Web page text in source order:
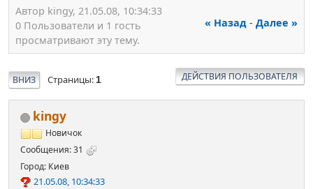
Автор kingy, 21.05.08, 10:34:33
« Назад - Далее »
0 Пользователи и 1 гость
просматривают эту тему.
ВНИЗ Страницы 1 ДЕЙСТВИЯ ПОЛЬЗОВАТЕЛЯ
kingy
Новичок
Сообщения: 31
Город: Киев
21.05.08, 10:34:33